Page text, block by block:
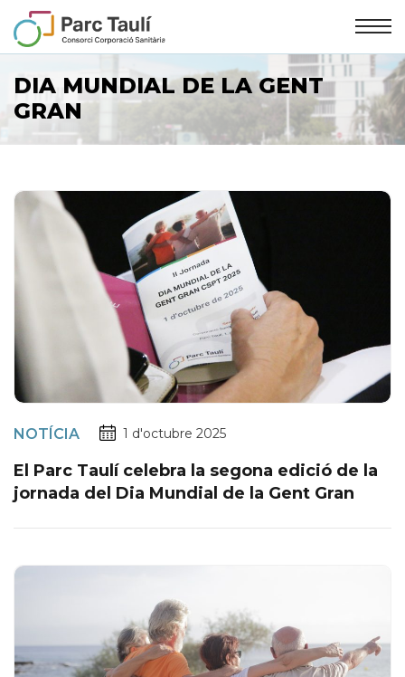
Skip
to
Content
Skip
to
navigation
DIA MUNDIAL DE LA GENT
GRAN
NOTÍCIA 1 d'octubre 2025
El Parc Taulí celebra la segona edició de la
jornada del Dia Mundial de la Gent Gran